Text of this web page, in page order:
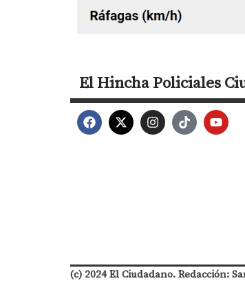
El HinchaPoliciales
(c) 2024 El Ciudadano. Redacción: